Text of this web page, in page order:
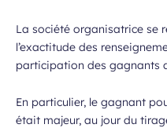
La société organisatrice se
l’exactitude des
participation des gagnants
En particulier, le gagnant
était majeur, au jour du